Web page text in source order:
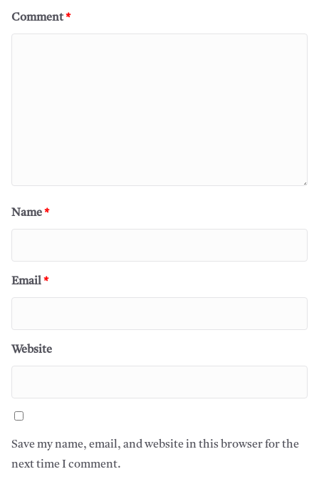
Comment*
Name*
Email*
Website
Save my name, email, and website in this browser for the
next time I comment.